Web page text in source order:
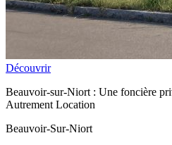
Découvrir
Beauvoir-sur-Niort : Une foncière
Autrement Location
Beauvoir-Sur-Niort